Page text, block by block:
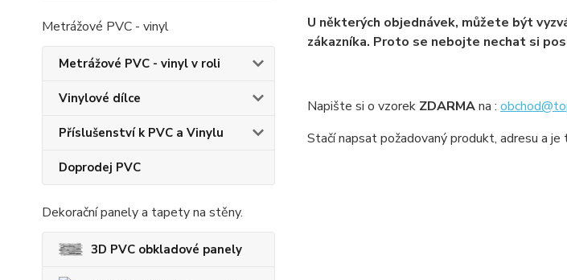
Metrážové PVC - vinyl
Metrážové PVC - vinyl v roli
Vinylové dílce
Příslušenství k PVC a Vinylu
Doprodej PVC
Dekorační panely a tapety na stěny.
3D PVC obkladové panely
U některých objednávek, můžete být
zákazníka. Proto se nebojte nechat si
Napište si o vzorek ZDARMAna :
Stačí napsat požadovaný produkt, adresu a je